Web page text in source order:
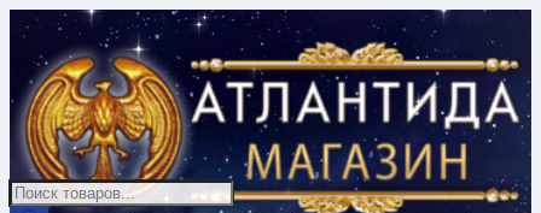
Перейти
навигации
Перейти
содержимому
Поиск